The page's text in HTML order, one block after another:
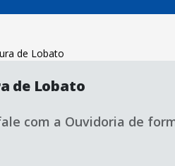
de Lobato
de Lobato
com a Ouvidoria de